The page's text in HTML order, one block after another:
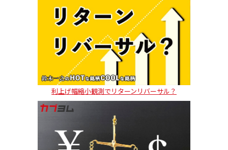
利上げ幅縮小観測でリターンリバーサル？